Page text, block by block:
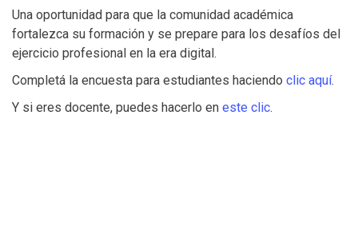
Una oportunidad para que la comunidad académica
fortalezca su formación y se prepare para los desafíos del
ejercicio profesional en la era digital.
Completá la encuesta para estudiantes haciendo clic aquí.
Y si eres docente, puedes hacerlo en este clic.